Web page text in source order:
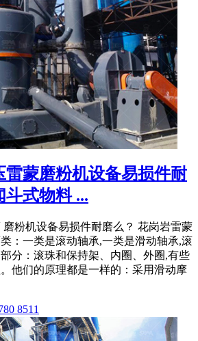
雷蒙磨粉机设备易损件耐
斗式物料 ...
粉机设备易损件耐磨么？ 花岗岩雷蒙
：一类是滚动轴承,一类是滑动轴承,滚
分：滚珠和保持架、内圈、外圈,有些
他们的原理都是一样的：采用滑动摩
8511